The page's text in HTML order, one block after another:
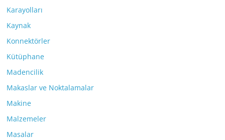
Karayolları
Kaynak
Konnektörler
Kütüphane
Madencilik
Makaslar ve Noktalamalar
Makine
Malzemeler
Masalar